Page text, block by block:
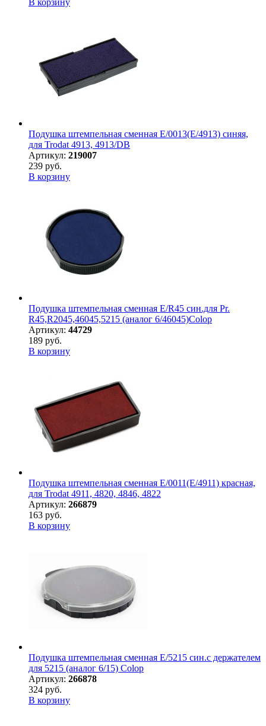
В корзину
Подушка штемпельная сменная E/0013(E/4913) синяя,
для Trodat 4913, 4913/DB
Артикул: 219007
239 руб.
В корзину
Подушка штемпельная сменная E/R45 син.для Pr.
R45,R2045,46045,5215 (аналог 6/46045)Colop
Артикул: 44729
189 руб.
В корзину
Подушка штемпельная сменная E/0011(E/4911) красная,
для Trodat 4911, 4820, 4846, 4822
Артикул: 266879
163 руб.
В корзину
Подушка штемпельная сменная E/5215 син.с держателем
для 5215 (аналог 6/15) Colop
Артикул: 266878
324 руб.
В корзину